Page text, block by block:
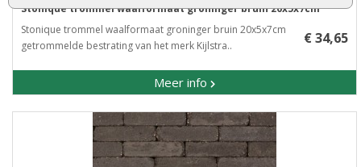
Stonique trommel waalformaat groninger bruin 20x5x7cm
Stonique trommel waalformaat groninger bruin 20x5x7cm ​
getrommelde bestrating van het merk Kijlstra..
Meer info
€ 34,65